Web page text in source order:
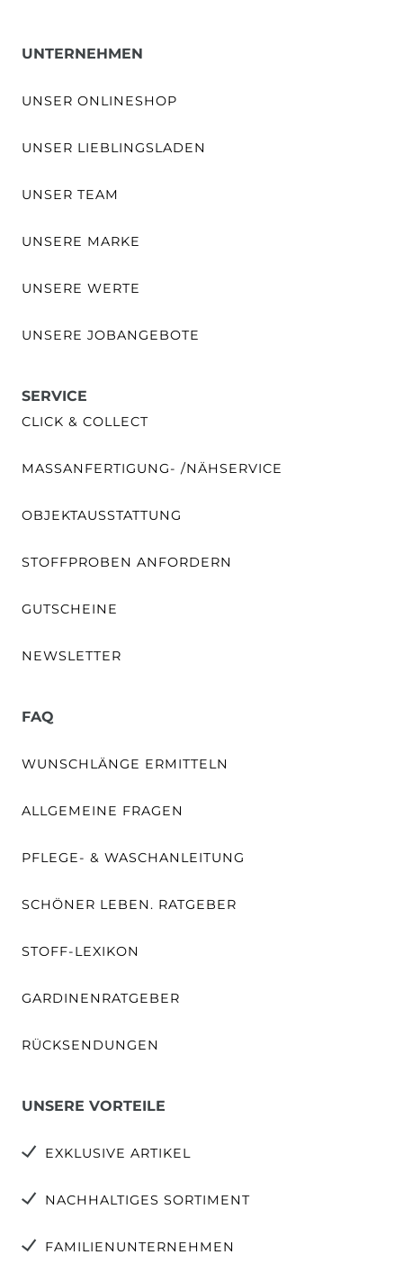
UNTERNEHMEN
UNSER ONLINESHOP
UNSER LIEBLINGSLADEN
UNSER TEAM
UNSERE MARKE
UNSERE WERTE
UNSERE JOBANGEBOTE
SERVICE
CLICK & COLLECT
MASSANFERTIGUNG- /NÄHSERVICE
OBJEKTAUSSTATTUNG
STOFFPROBEN ANFORDERN
GUTSCHEINE
NEWSLETTER
FAQ
WUNSCHLÄNGE ERMITTELN
ALLGEMEINE FRAGEN
PFLEGE- & WASCHANLEITUNG
SCHÖNER LEBEN. RATGEBER
STOFF-LEXIKON
GARDINENRATGEBER
RÜCKSENDUNGEN
UNSERE VORTEILE
EXKLUSIVE ARTIKEL
NACHHALTIGES SORTIMENT
FAMILIENUNTERNEHMEN